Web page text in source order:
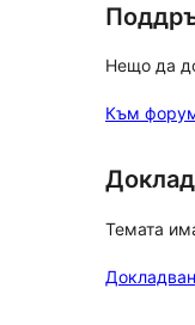
Нещо да
Към
Темата